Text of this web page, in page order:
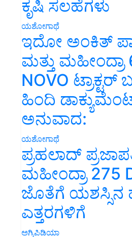
ಕೃಷಿ ಸಲಹೆಗಳು
ಯಶೋಗಾಥೆ
ಇದೋ ಅಂಕಿತ್
ಮತ್ತು ಮಹೀಂದ್ರಾ
NOVO ಟ್ರಾಕ್ಟರ್
ಹಿಂದಿ
ಅನುವಾದ:
ಯಶೋಗಾಥೆ
ಪ್ರಹಲಾದ್
ಮಹೀಂದ್ರಾ 275
ಜೊತೆಗೆ ಯಶಸ್ಸಿನ
ಎತ್ತರಗಳಿಗೆ
ಅಗ್ರಿಪಿಡಿಯಾ